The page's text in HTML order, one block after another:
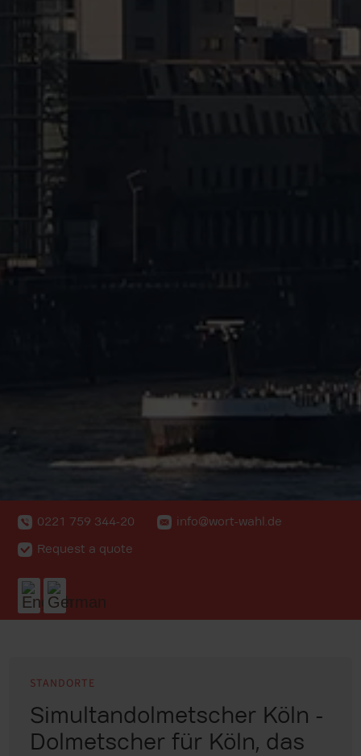
0221 759 344-20 info@wort-wahl.de
Request a quote
STANDORTE
Simultandolmetscher Köln -
Dolmetscher für Köln, das